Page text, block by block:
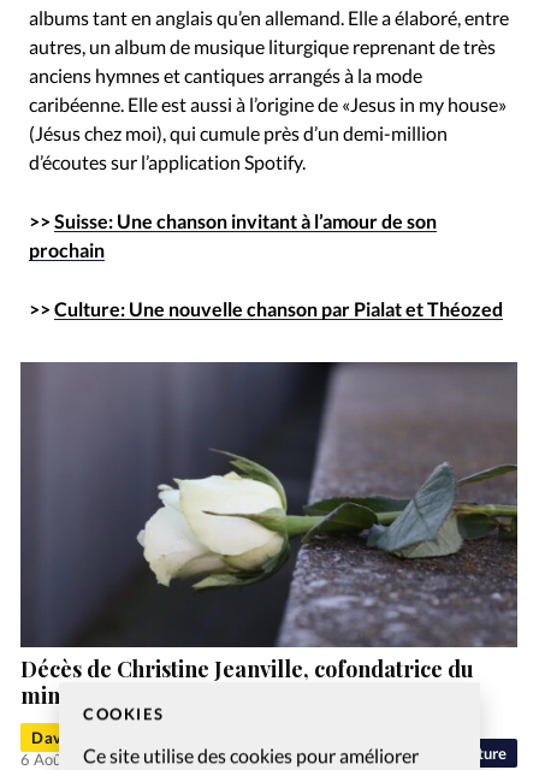
COOKIES
Ce site utilise des cookies pour améliorer
albums tant en anglais qu’en allemand. Elle a élaboré, entre
autres, un album de musique liturgique reprenant de très
anciens hymnes et cantiques arrangés à la mode
caribéenne. Elle est aussi à l’origine de «Jesus in my house»
(Jésus chez moi), qui cumule près d’un demi-million
d’écoutes sur l’application Spotify.
>>Suisse: Une chanson invitant à l’amour de son
prochain
>>Culture: Une nouvelle chanson par Pialat et Théozed
Culture
Décès de Christine Jeanville, cofondatrice du
ministère «Machol Danser la Vie»
David Métreau
6 Août 2026